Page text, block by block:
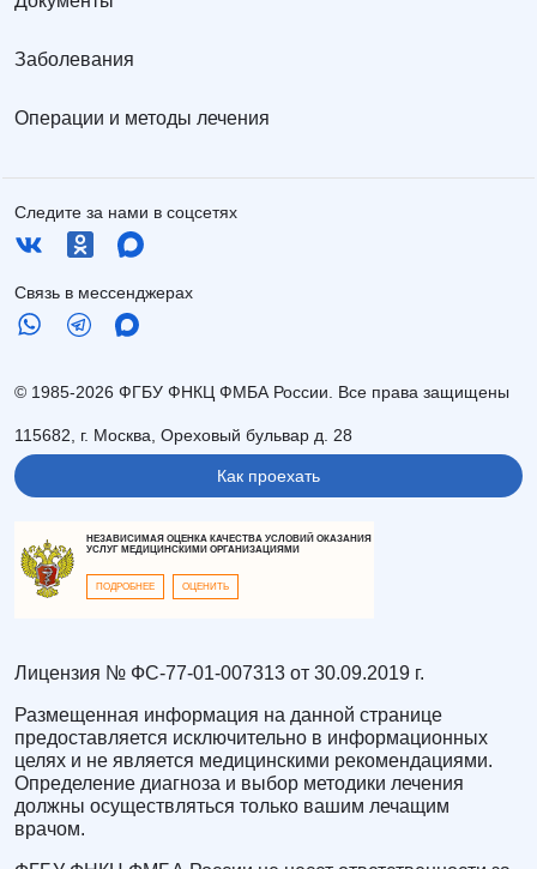
Заболевания
Операции и методы лечения
Следите за нами в соцсетях
Связь в мессенджерах
© 1985-2026 ФГБУ ФНКЦ ФМБА России. Все права защищены
115682, г. Москва, Ореховый бульвар д. 28
Как проехать
НЕЗАВИСИМАЯ ОЦЕНКА КАЧЕСТВА УСЛОВИЙ ОКАЗАНИЯ
УСЛУГ МЕДИЦИНСКИМИ ОРГАНИЗАЦИЯМИ
ПОДРОБНЕЕ ОЦЕНИТЬ
Лицензия № ФС-77-01-007313 от 30.09.2019 г.
Размещенная информация на данной странице
предоставляется исключительно в информационных
целях и не является медицинскими рекомендациями.
Определение диагноза и выбор методики лечения
должны осуществляться только вашим лечащим
врачом.